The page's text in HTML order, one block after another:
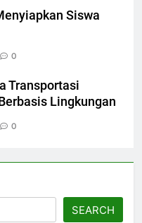
Siswa
0
Transportasi
Lingkungan
0
SEARCH